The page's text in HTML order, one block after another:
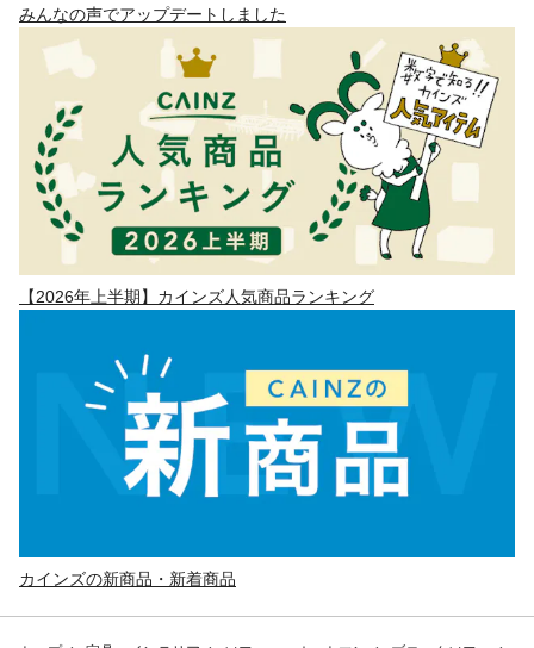
みんなの声でアップデートしました
【2026年上半期】カインズ人気商品ランキング
カインズの新商品・新着商品